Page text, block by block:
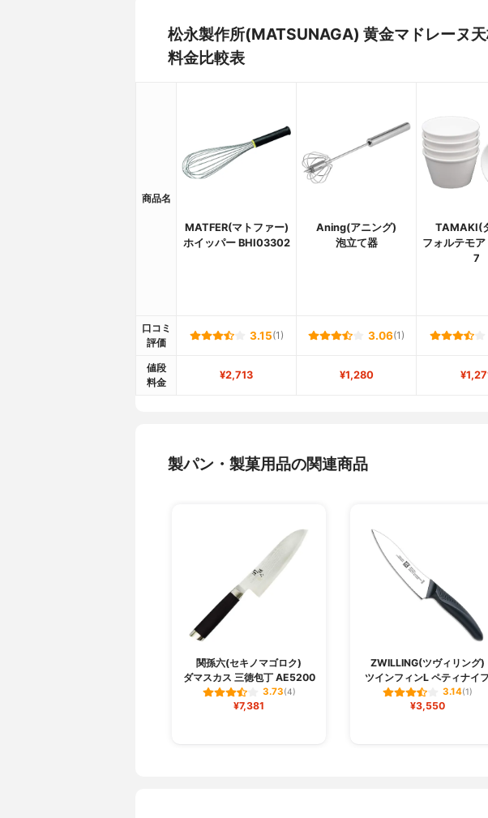
松永製作所(MATSUNAGA) 黄金マドレーヌ
料金比較表
商品名
MATFER(マトファー)
ホイッパー BHI03302
Aning(アニング)
泡立て器
TAMAKI(
フォルテモア
7
口コミ
評価
3.15(1) 3.06(1)
値段
料金
¥2,713 ¥1,280
製パン・製菓用品の関連商品
関孫六(セキノマゴロク)
ダマスカス 三徳包丁 AE5200
3.73(4)
¥7,381
ZWILLING(ツヴィリング)
ツインフィンL ペティナイフ
3.14(1)
¥3,550